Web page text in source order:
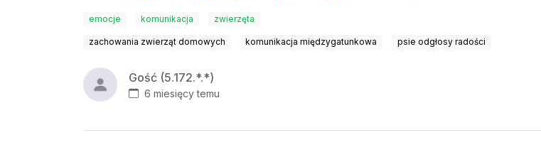
emocje komunikacja zwierzęta
zachowania zwierząt domowych komunikacja międzygatunkowa psie odgłosy radości
Gość (5.172.*.*)
6 miesięcy temu